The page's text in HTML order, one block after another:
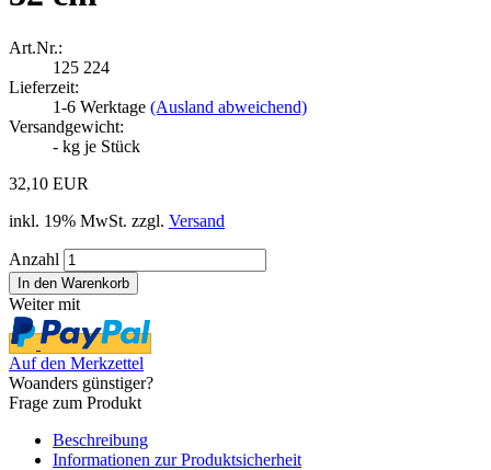
Art.Nr.:
125 224
Lieferzeit:
1-6 Werktage (Ausland abweichend)
Versandgewicht:
- kg je Stück
32,10 EUR
inkl. 19% MwSt. zzgl. Versand
Anzahl
Weiter mit
Auf den Merkzettel
Woanders günstiger?
Frage zum Produkt
Beschreibung
Informationen zur Produktsicherheit